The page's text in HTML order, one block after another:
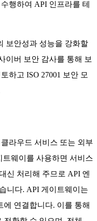
행하여 API 인프라를 테
보안성과 성능을 강화할
이버 보안 감사를 통해 보
하고 ISO 27001 보안 모
라우드 서비스 또는 외부
웨이를 사용하면 서비스
신 처리해 주므로 API 엔
니다. API 게이트웨이는
연결합니다. 이를 통해